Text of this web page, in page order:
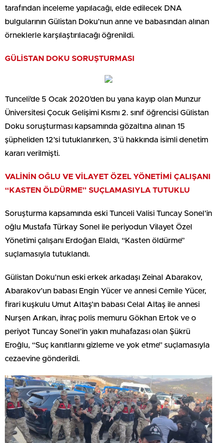
tarafından inceleme yapılacağı, elde edilecek DNA
bulgularının Gülistan Doku’nun anne ve babasından alınan
örneklerle karşılaştırılacağı öğrenildi.
GÜLİSTAN DOKU SORUŞTURMASI
Tunceli’de 5 Ocak 2020’den bu yana kayıp olan Munzur
Üniversitesi Çocuk Gelişimi Kısmı 2. sınıf öğrencisi Gülistan
Doku soruşturması kapsamında gözaltına alınan 15
şüpheliden 12’si tutuklanırken, 3’ü hakkında isimli denetim
kararı verilmişti.
VALİNİN OĞLU VE VİLAYET ÖZEL YÖNETİMİ ÇALIŞANI
“KASTEN ÖLDÜRME” SUÇLAMASIYLA TUTUKLU
Soruşturma kapsamında eski Tunceli Valisi Tuncay Sonel’in
oğlu Mustafa Türkay Sonel ile periyodun Vilayet Özel
Yönetimi çalışanı Erdoğan Elaldı, “Kasten öldürme”
suçlamasıyla tutuklandı.
Gülistan Doku’nun eski erkek arkadaşı Zeinal Abarakov,
Abarakov’un babası Engin Yücer ve annesi Cemile Yücer,
firari kuşkulu Umut Altaş’ın babası Celal Altaş ile annesi
Nurşen Arıkan, ihraç polis memuru Gökhan Ertok ve o
periyot Tuncay Sonel’in yakın muhafazası olan Şükrü
Eroğlu, “Suç kanıtlarını gizleme ve yok etme” suçlamasıyla
cezaevine gönderildi.